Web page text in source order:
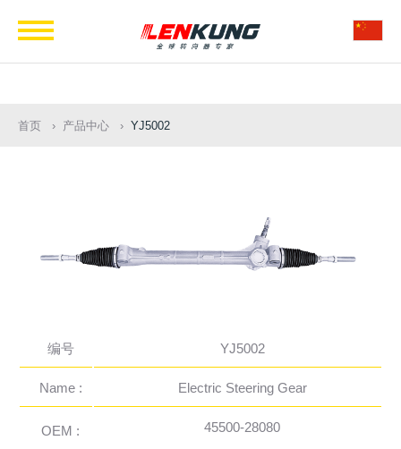
首页 产品中心 YJ5002
编号 YJ5002
Name : Electric Steering Gear
OEM : 45500-28080